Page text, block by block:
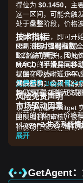
撑位为 $0.1450，主
这一区间，可能会触
处于盘整阶段，价格
技术指标
RSI（相对强弱指数
略微偏向看跌，因其
MACD（平滑异同移
状图在零线附近走平
均线结构：价格目前
势仍承压，尽管正试
市场驱动因素
当前的 ZKsync 价格
•Layer 2 生态系统情
的整体情况显著影响
关性，对全球风险偏
了解市场后，即可开
交易活跃，Bitget 是
1.2亿注册用户。
竞争力的手续费——
提供 ZKsync 等1300
保护基金，全天候24
ZK 交易量在各大交
免费注册 Bitget 账户
风险免责声明
以上分析基于 Bitget
团队编制和审核，仅
格波动性极大，请根
展开
GetAgent：